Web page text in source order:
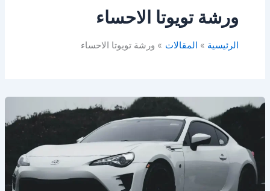
ورشة تويوتا الاحساء
الرئيسية المقالات ورشة تويوتا الاحساء
أفضل
في
الخبر
والدمام